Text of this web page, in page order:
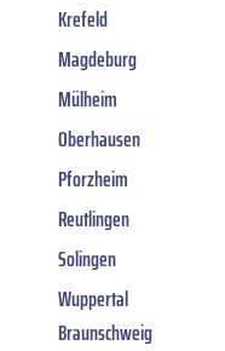
Krefeld
Magdeburg
Mülheim
Oberhausen
Pforzheim
Reutlingen
Solingen
Wuppertal
Braunschweig